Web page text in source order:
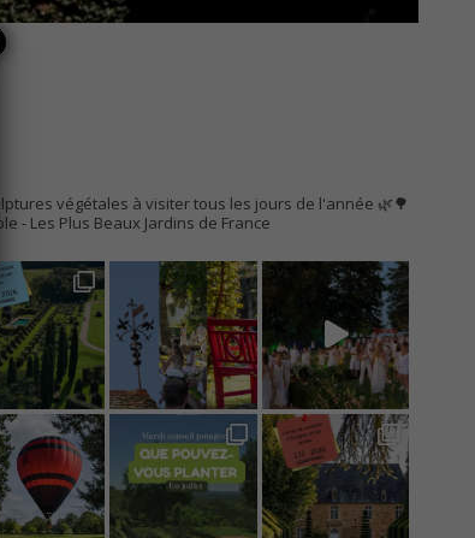
végétales à visiter tous les jours de l'année 🌿🌳
- Les Plus Beaux Jardins de France